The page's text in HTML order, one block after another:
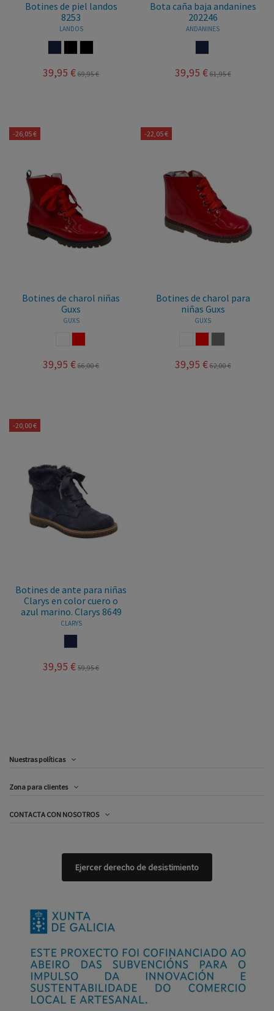
Botines de piel landos
8253
LANDOS
39,95 € 69,95 €
Bota caña baja andanines
202246
ANDANINES
39,95 € 61,95 €
-26,05 €
Botines de charol niñas
Guxs
GUXS
39,95 € 66,00 €
-22,05 €
Botines de charol para
niñas Guxs
GUXS
39,95 € 62,00 €
-20,00 €
Botines de ante para niñas
Clarys en color cuero o
azul marino. Clarys 8649
CLARYS
39,95 € 59,95 €
Nuestras políticas
Zona para clientes
CONTACTA CON NOSOTROS
Ejercer derecho de desistimiento